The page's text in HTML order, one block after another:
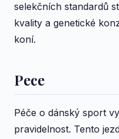
selekčních standardů
kvality a genetické
koní.
Pece
Péče o dánský sport
pravidelnost. Tento